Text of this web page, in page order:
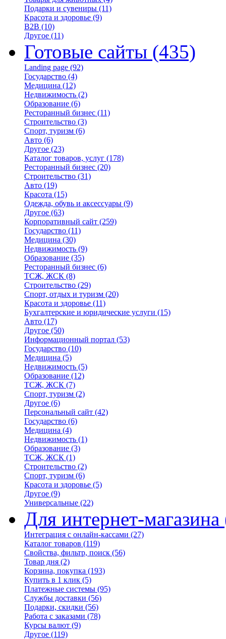
Подарки и сувениры (11)
Красота и здоровье (9)
B2B (10)
Другое (11)
Готовые сайты (435)
Landing page (92)
Государство (4)
Медицина (12)
Недвижимость (2)
Образование (6)
Ресторанный бизнес (11)
Строительство (3)
Спорт, туризм (6)
Авто (6)
Другое (23)
Каталог товаров, услуг (178)
Ресторанный бизнес (20)
Строительство (31)
Авто (19)
Красота (15)
Одежда, обувь и аксессуары (9)
Другое (63)
Корпоративный сайт (259)
Государство (11)
Медицина (30)
Недвижимость (9)
Образование (35)
Ресторанный бизнес (6)
ТСЖ, ЖСК (8)
Строительство (29)
Спорт, отдых и туризм (20)
Красота и здоровье (11)
Бухгалтерские и юридические услуги (15)
Авто (17)
Другое (50)
Информационный портал (53)
Государство (10)
Медицина (5)
Недвижимость (5)
Образование (12)
ТСЖ, ЖСК (7)
Спорт, туризм (2)
Другое (6)
Персональный сайт (42)
Государство (6)
Медицина (4)
Недвижимость (1)
Образование (3)
ТСЖ, ЖСК (1)
Строительство (2)
Спорт, туризм (6)
Красота и здоровье (5)
Другое (9)
Универсальные (22)
Для интернет-магазина
Интеграция с онлайн-кассами (27)
Каталог товаров (119)
Свойства, фильтр, поиск (56)
Товар дня (2)
Корзина, покупка (193)
Купить в 1 клик (5)
Платежные системы (95)
Службы доставки (56)
Подарки, скидки (56)
Работа с заказами (78)
Курсы валют (9)
Другое (119)